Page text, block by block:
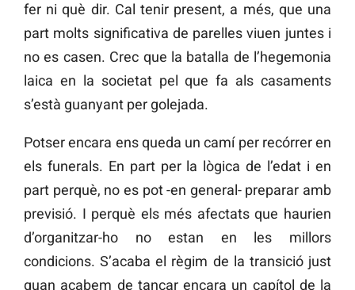
fer ni què dir. Cal tenir present, a més, que una
part molts significativa de parelles viuen juntes i
no es casen. Crec que la batalla de l’hegemonia
laica en la societat pel que fa als casaments
s’està guanyant per golejada.
Potser encara ens queda un camí per recórrer en
els funerals. En part per la lògica de l’edat i en
part perquè, no es pot -en general- preparar amb
previsió. I perquè els més afectats que haurien
d’organitzar-ho no estan en les millors
condicions. S’acaba el règim de la transició just
quan acabem de tancar encara un capítol de la